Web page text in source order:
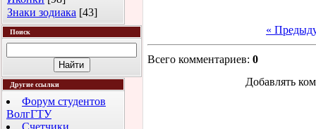
Знаки зодиака [43]
Поиск
Другие ссылки
Форум студентов
ВолгГТУ
Счетчики
«
Всего комментариев: 0
Добавлять